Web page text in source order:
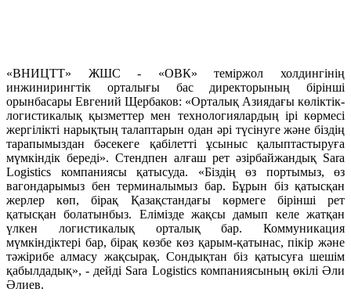
«ВНИЦТТ» ЖШС - «ОВК» теміржол холдингінің
инжинирингтік орталығы бас директорының бірінші
орынбасары Евгений Щербаков: «Орталық Азиядағы көліктік-
логистикалық қызметтер мен технологиялардың ірі көрмесі
жергілікті нарықтың талаптарын одан әрі түсінуге және біздің
тарапымыздан бәсекеге қабілетті ұсыныс қалыптастыруға
мүмкіндік береді». Стендпен алғаш рет әзірбайжандық Sara
Logistics компаниясы қатысуда. «Біздің өз портымыз, өз
вагондарымыз бен терминалымыз бар. Бұрын біз қатысқан
жерлер көп, бірақ Қазақстандағы көрмеге бірінші рет
қатысқан болатынбыз. Елімізде жақсы дамып келе жатқан
үлкен логистикалық орталық бар. Коммуникация
мүмкіндіктері бар, бірақ көзбе көз қарым-қатынас, пікір және
тәжірибе алмасу жақсырақ. Сондықтан біз қатысуға шешім
қабылдадық», - дейді Sara Logistics компаниясының өкілі Әли
Әлиев.